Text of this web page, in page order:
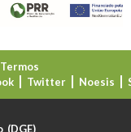
Termos
Twitter Noesis
(DGE)